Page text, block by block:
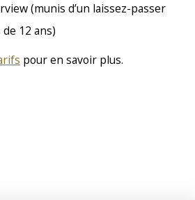
(munis d’un laissez-passer
12 ans)
pour en savoir plus.